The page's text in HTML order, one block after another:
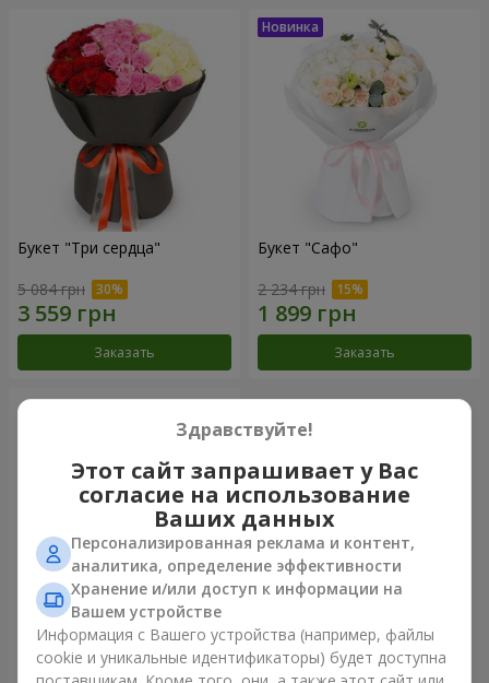
Букет "Три сердца"
5 084 грн
Заказать
Букет "Сафо"
2 234 грн
Заказать
Букет "Tarnis"
6 614 грн
Здравствуйте!
Этот сайт запрашивает у Вас
согласие на использование
Ваших данных
Персонализированная реклама и контент,
аналитика, определение эффективности
Хранение и/или доступ к информации на
Вашем устройстве
Информация с Вашего устройства (например, файлы
cookie и уникальные идентификаторы) будет доступна